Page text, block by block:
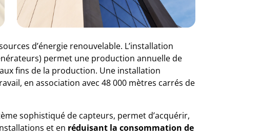
d’énergie renouvelable. L’installation
permet une production annuelle de
fins de la production. Une installation
en association avec 48 000 mètres carrés de
sophistiqué de capteurs, permet d’acquérir,
et en réduisant la consommation de